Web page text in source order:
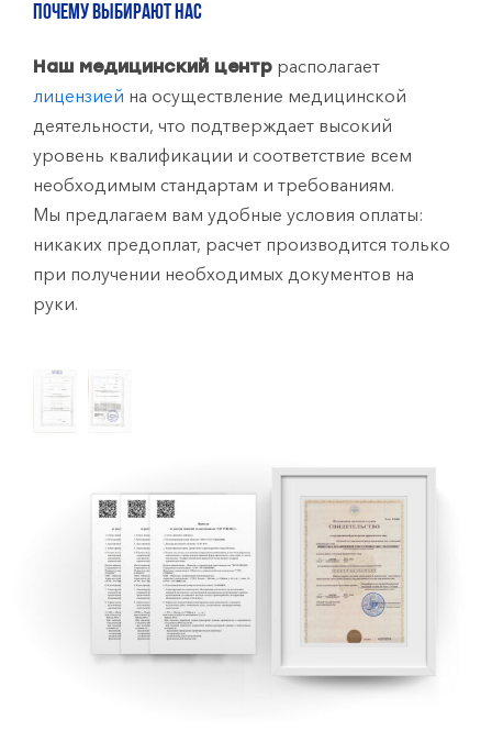
ПОЧЕМУ ВЫБИРАЮТ НАС
Наш медицинский центр располагает
лицензией на осуществление медицинской
деятельности, что подтверждает высокий
уровень квалификации и соответствие всем
необходимым стандартам и требованиям.
Мы предлагаем вам удобные условия оплаты:
никаких предоплат, расчет производится только
при получении необходимых документов на
руки.